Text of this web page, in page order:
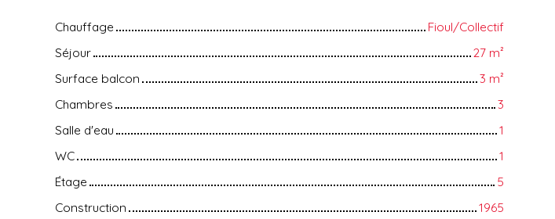
Chauffage
Fioul/Collectif
Séjour
27 m²
Surface balcon
3 m²
Chambres
3
Salle d'eau
1
WC
1
Étage
5
Construction
1965